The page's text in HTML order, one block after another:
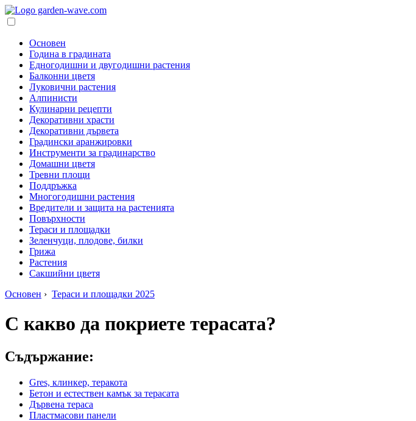
Основен
Година в градината
Едногодишни и двугодишни растения
Балконни цветя
Луковични растения
Алпинисти
Кулинарни рецепти
Декоративни храсти
Декоративни дървета
Градински аранжировки
Инструменти за градинарство
Домашни цветя
Тревни площи
Поддръжка
Многогодишни растения
Вредители и защита на растенията
Повърхности
Тераси и площадки
Зеленчуци, плодове, билки
Грижа
Растения
Сакшийни цветя
Основен › Тераси и площадки 2025
С какво да покриете терасата?
Съдържание:
Gres, клинкер, теракота
Бетон и естествен камък за терасата
Дървена тераса
Пластмасови панели